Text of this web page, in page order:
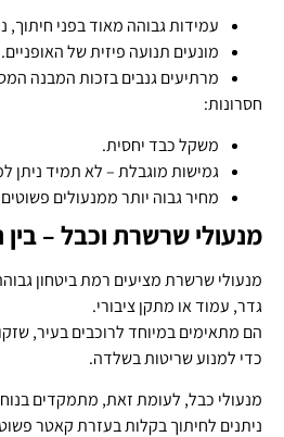
עמידות גבוהה מאוד בפני חיתוך,
מונעים תנועה פיזית של האופניים.
מרתיעים גנבים בזכות המבנה
חסרונות:
משקל כבד יחסית.
גמישות מוגבלת – לא תמיד ניתן
מחיר גבוה יותר ממנעולים
מנעולי שרשרת וכבל – בין
מנעולי שרשרת מציעים רמת ביטחון
גדר, עמוד או מתקן ציבורי.
הם מתאימים במיוחד לרוכבים בעיר,
כדי למנוע שריטות בשלדה.
מנעולי כבל, לעומת זאת, מתמקדים
ניתנים לחיתוך בקלות בעזרת קאטר